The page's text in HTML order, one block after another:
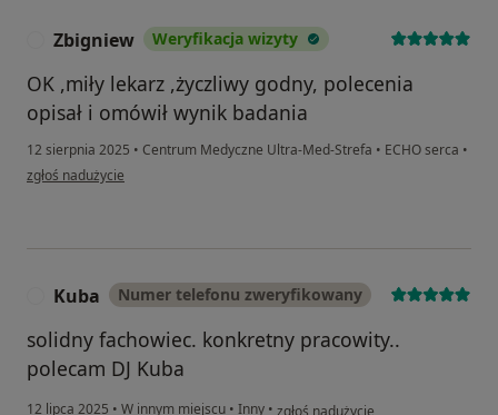
Zbigniew Weryfikacja wizyty
OK ,miły lekarz ,życzliwy godny, polecenia
opisał i omówił wynik badania
12 sierpnia 2025 • Centrum Medyczne Ultra-Med-Strefa • ECHO serca •
w opinii użytkownika Zbigniew
zgłoś nadużycie
Kuba Numer telefonu zweryfikowany
solidny fachowiec. konkretny pracowity..
polecam DJ Kuba
12 lipca 2025 • W innym miejscu • Inny • w opinii użytkownika Kuba
zgłoś nadużycie